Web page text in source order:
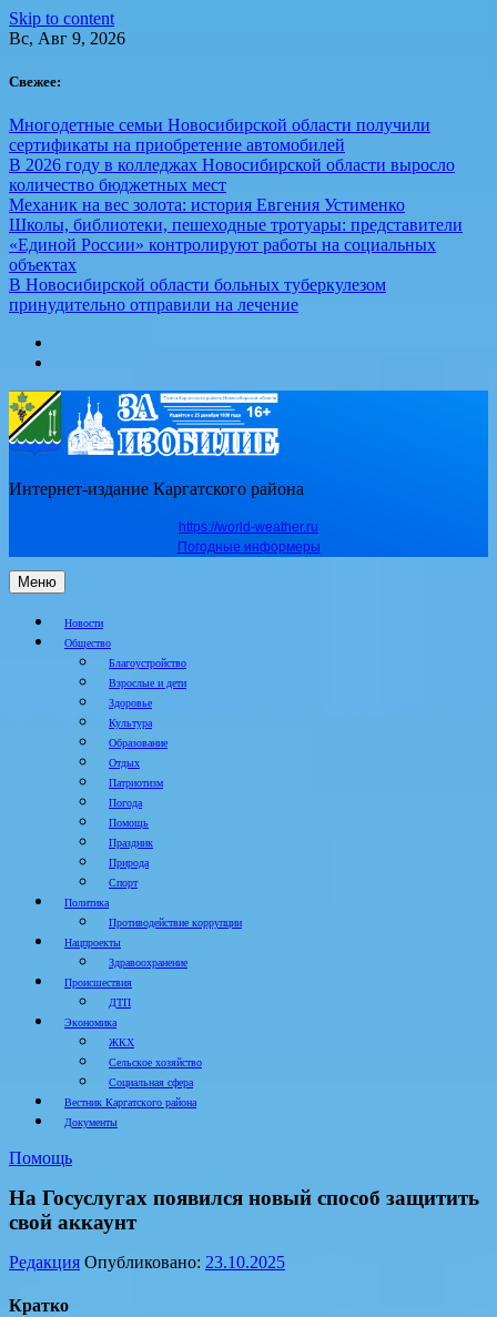
Skip to content
Вс, Авг 9, 2026
Свежее:
Многодетные семьи Новосибирской области получили
сертификаты на приобретение автомобилей
В 2026 году в колледжах Новосибирской области выросло
количество бюджетных мест
Механик на вес золота: история Евгения Устименко
Школы, библиотеки, пешеходные тротуары: представители
«Единой России» контролируют работы на социальных
объектах
В Новосибирской области больных туберкулезом
принудительно отправили на лечение
Интернет-издание Каргатского района
https://world-weather.ru
Погодные информеры
Меню
Новости
Общество
Благоустройство
Взрослые и дети
Здоровье
Культура
Образование
Отдых
Патриотизм
Погода
Помощь
Праздник
Природа
Спорт
Политика
Противодействие коррупции
Нацпроекты
Здравоохранение
Происшествия
ДТП
Экономика
ЖКХ
Сельское хозяйство
Социальная сфера
Вестник Каргатского района
Документы
Помощь
На Госуслугах появился новый способ защитить
свой аккаунт
Редакция Опубликовано: 23.10.2025
Кратко